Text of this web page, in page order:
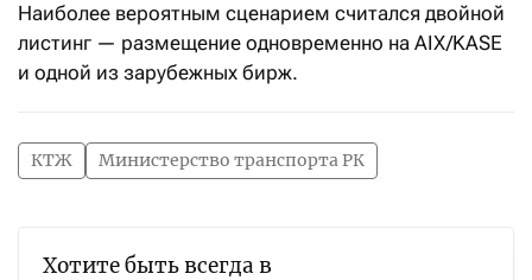
Наиболее вероятным сценарием считался двойной
листинг — размещение одновременно на AIX/KASE
и одной из зарубежных бирж.
КТЖ Министерство транспорта РК
Хотите быть всегда в